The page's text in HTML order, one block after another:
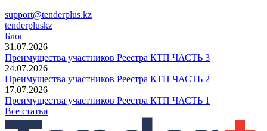
support@tenderplus.kz
tenderpluskz
Блог
31.07.2026
Преимущества участников Реестра КТП ЧАСТЬ 3
24.07.2026
Преимущества участников Реестра КТП ЧАСТЬ 2
17.07.2026
Преимущества участников Реестра КТП ЧАСТЬ 1
Все статьи